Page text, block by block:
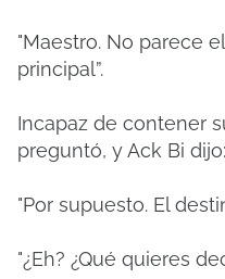
"Maestro. No parece
principal”.
Incapaz de contener
preguntó, y Ack Bi dijo:
"Por supuesto. El
"¿Eh? ¿Qué quieres